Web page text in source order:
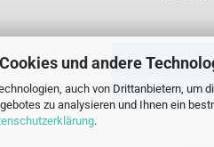
und andere
auch von Drittanbietern, um
zu analysieren und Ihnen ein
.